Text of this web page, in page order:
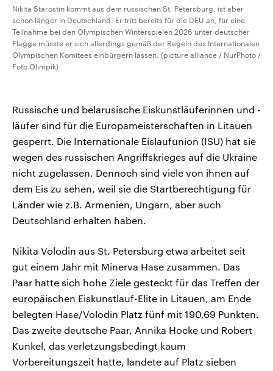
Nikita Starostin kommt aus dem russischen St. Petersburg, ist aber
schon länger in Deutschland. Er tritt bereits für die DEU an, für eine
Teilnahme bei den Olympischen Winterspielen 2026 unter deutscher
Flagge müsste er sich allerdings gemäß der Regeln des Internationalen
Olympischen Komitees einbürgern lassen. (picture alliance / NurPhoto /
Foto Olimpik)
Russische und belarusische Eiskunstläuferinnen und -
läufer sind für die Europameisterschaften in Litauen
gesperrt. Die Internationale Eislaufunion (ISU) hat sie
wegen des russischen Angriffskrieges auf die Ukraine
nicht zugelassen. Dennoch sind viele von ihnen auf
dem Eis zu sehen, weil sie die Startberechtigung für
Länder wie z.B. Armenien, Ungarn, aber auch
Deutschland erhalten haben.
Nikita Volodin aus St. Petersburg etwa arbeitet seit
gut einem Jahr mit Minerva Hase zusammen. Das
Paar hatte sich hohe Ziele gesteckt für das Treffen der
europäischen Eiskunstlauf-Elite in Litauen, am Ende
belegten Hase/Volodin Platz fünf mit 190,69 Punkten.
Das zweite deutsche Paar, Annika Hocke und Robert
Kunkel, das verletzungsbedingt kaum
Vorbereitungszeit hatte, landete auf Platz sieben